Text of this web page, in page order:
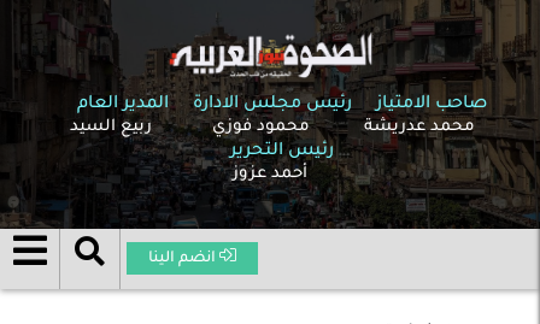
صاحب الامتياز
محمد عدريشة
رئيس مجلس الادارة
محمود فوزي
المدير العام
ربيع السيد
رئيس التحرير
أحمد عزوز
انضم الينا